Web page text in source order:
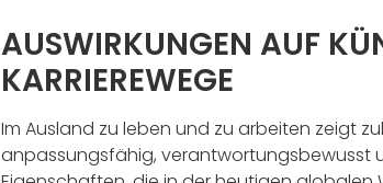
AUSWIRKUNGEN AUF
KARRIEREWEGE
Im Ausland zu leben und zu arbeiten zeigt
anpassungsfähig, verantwortungsbewusst